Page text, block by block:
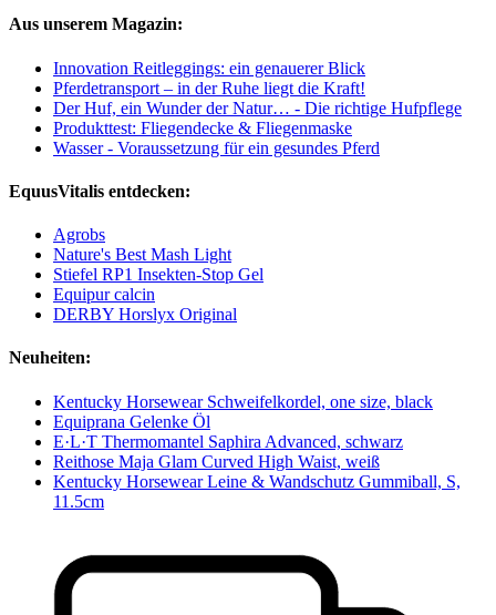
Aus unserem Magazin:
Innovation Reitleggings: ein genauerer Blick
Pferdetransport – in der Ruhe liegt die Kraft!
Der Huf, ein Wunder der Natur… - Die richtige Hufpflege
Produkttest: Fliegendecke & Fliegenmaske
Wasser - Voraussetzung für ein gesundes Pferd
EquusVitalis entdecken:
Agrobs
Nature's Best Mash Light
Stiefel RP1 Insekten-Stop Gel
Equipur calcin
DERBY Horslyx Original
Neuheiten:
Kentucky Horsewear Schweifelkordel, one size, black
Equiprana Gelenke Öl
E·L·T Thermomantel Saphira Advanced, schwarz
Reithose Maja Glam Curved High Waist, weiß
Kentucky Horsewear Leine & Wandschutz Gummiball, S,
11.5cm